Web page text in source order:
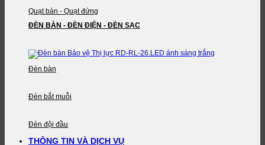
Quạt bàn - Quạt đứng
ĐÈN BÀN - ĐÈN ĐIỆN - ĐÈN SẠC
Đèn bàn
Đèn bắt muỗi
Đèn đội đầu
THÔNG TIN VÀ DỊCH VỤ